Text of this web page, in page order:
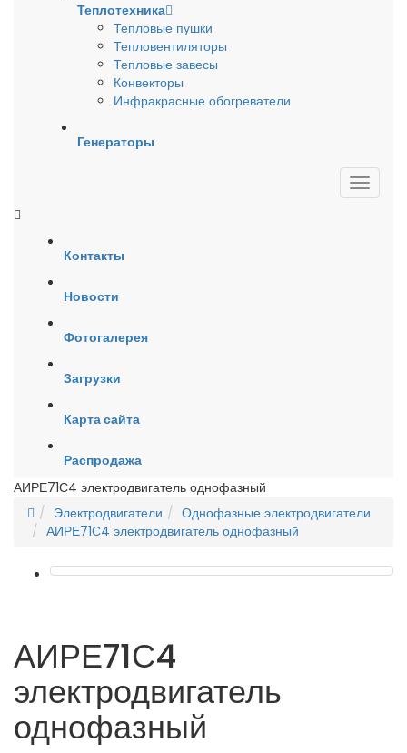
Теплотехника
Тепловые пушки
Тепловентиляторы
Тепловые завесы
Конвекторы
Инфракрасные обогреватели
Генераторы
Контакты
Новости
Фотогалерея
Загрузки
Карта сайта
Распродажа
АИРЕ71С4 электродвигатель однофазный
Электродвигатели
Однофазные электродвигатели
АИРЕ71С4 электродвигатель однофазный
АИРЕ71С4
электродвигатель
однофазный